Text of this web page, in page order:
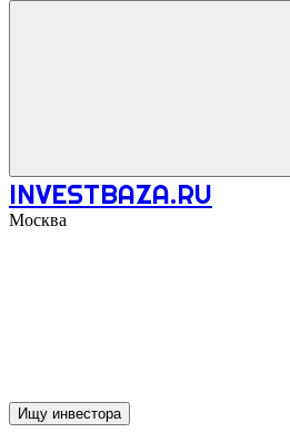
INVESTBAZA.RU
Москва
Ищу инвестора